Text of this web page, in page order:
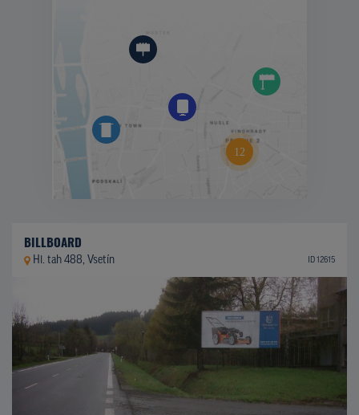
BILLBOARD
Hl. tah 488, Vsetín ID 12615